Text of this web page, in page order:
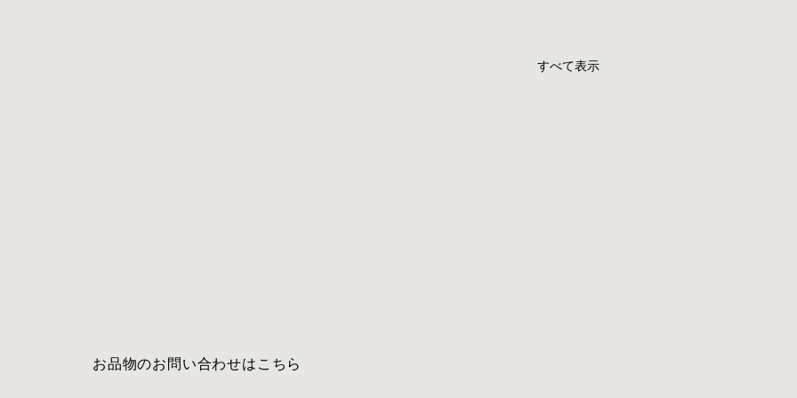
すべて表示
​お品物のお問い合わせはこちら